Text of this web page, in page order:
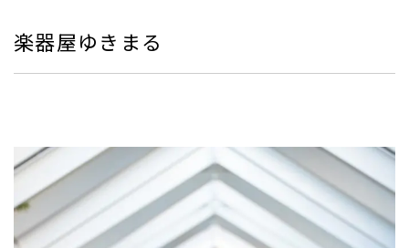
楽器屋ゆきまる